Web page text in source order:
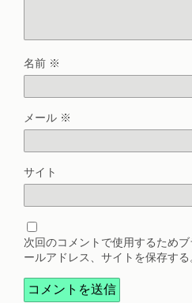
名前 ※
メール ※
サイト
次回のコメントで使用するため
ールアドレス、サイトを保存する